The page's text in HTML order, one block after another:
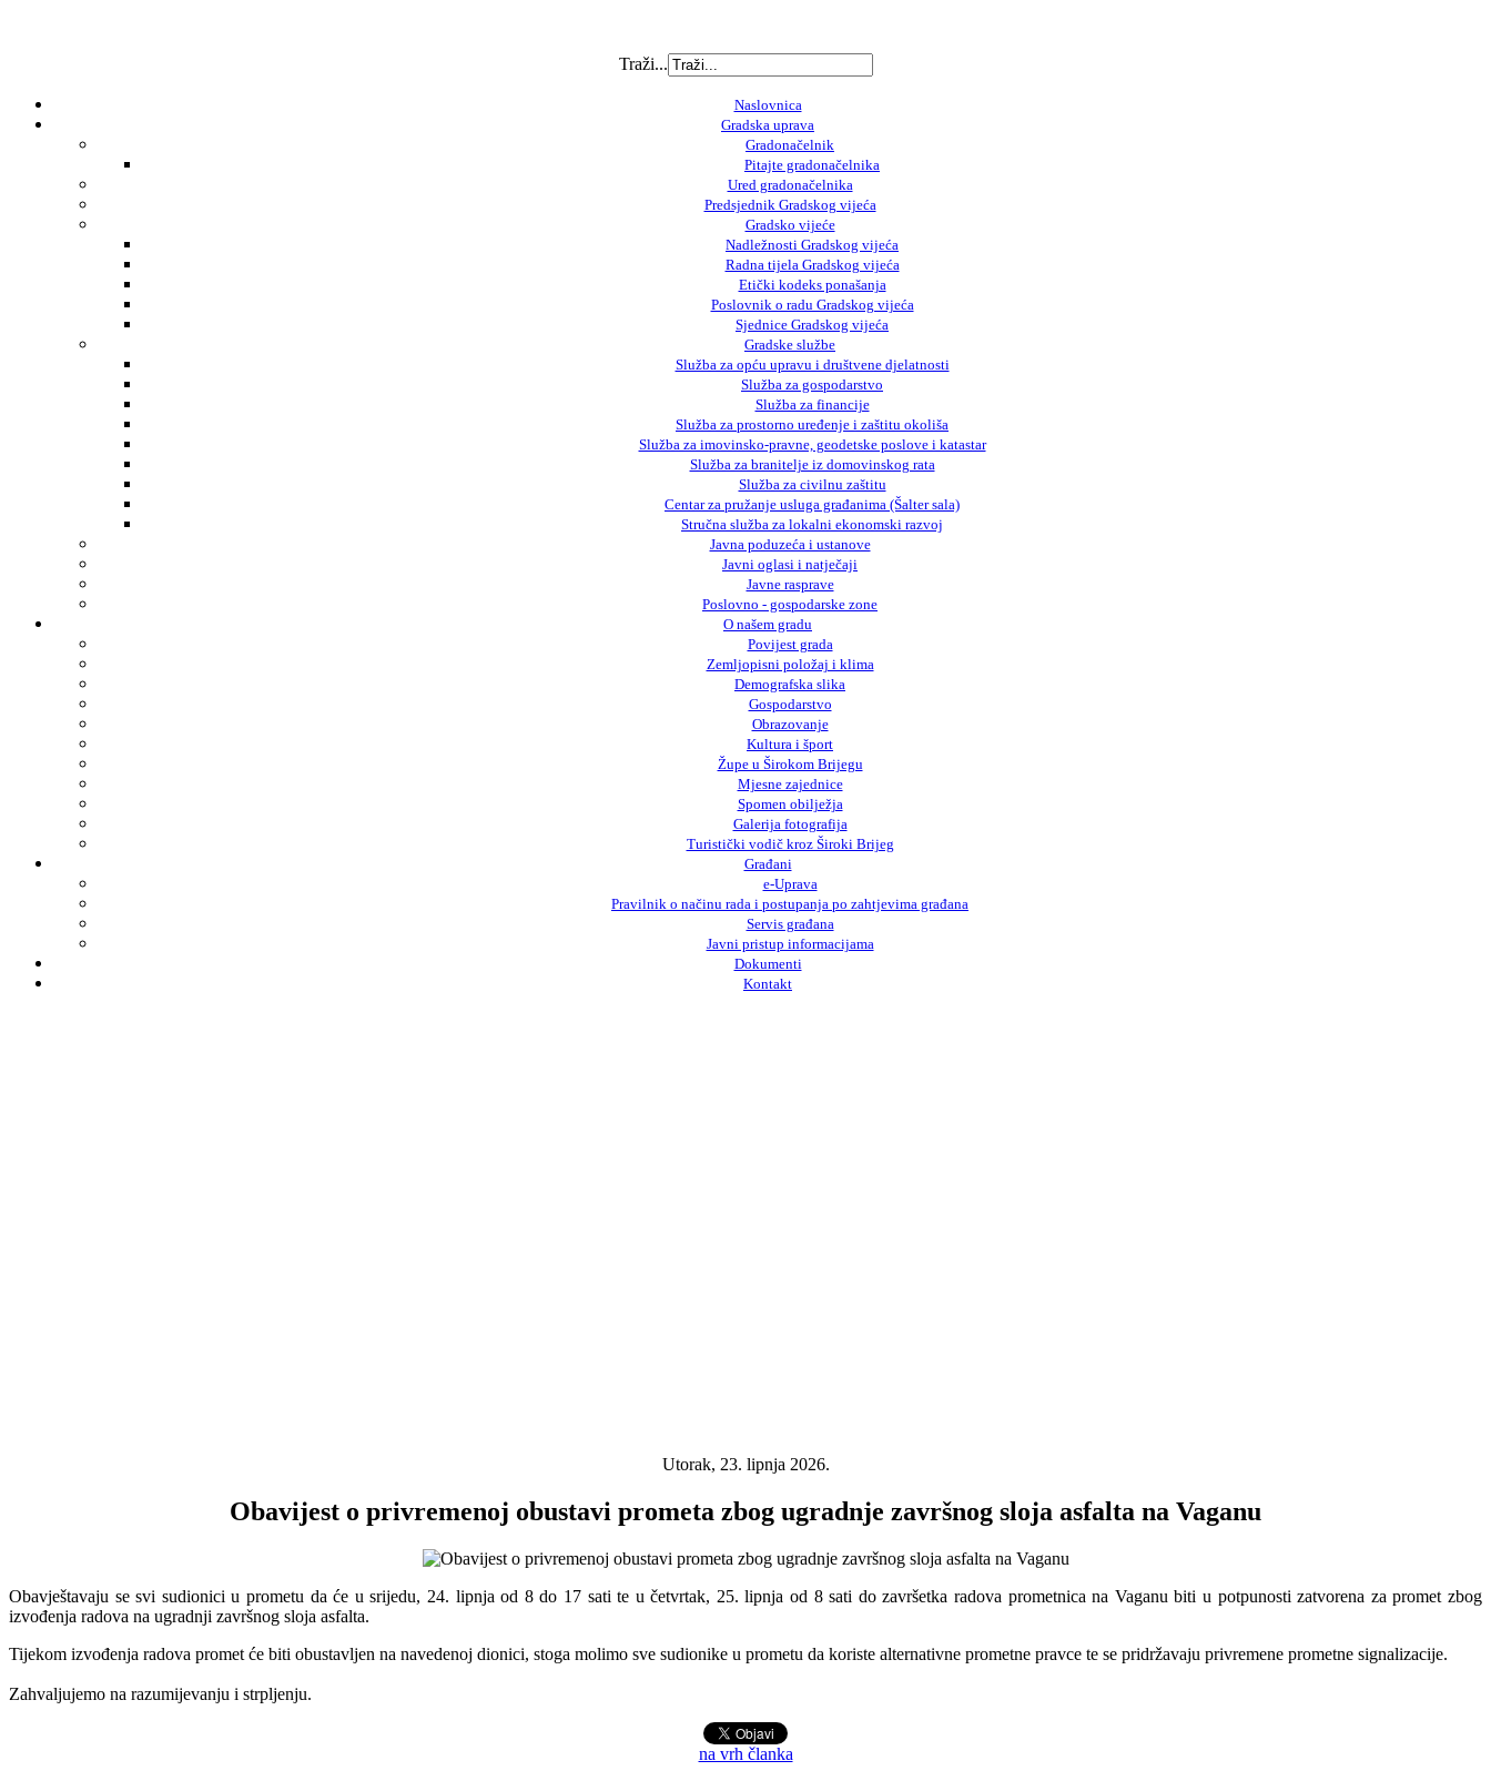
Traži...
Naslovnica
Gradska uprava
Gradonačelnik
Pitajte gradonačelnika
Ured gradonačelnika
Predsjednik Gradskog vijeća
Gradsko vijeće
Nadležnosti Gradskog vijeća
Radna tijela Gradskog vijeća
Etički kodeks ponašanja
Poslovnik o radu Gradskog vijeća
Sjednice Gradskog vijeća
Gradske službe
Služba za opću upravu i društvene djelatnosti
Služba za gospodarstvo
Služba za financije
Služba za prostorno uređenje i zaštitu okoliša
Služba za imovinsko-pravne, geodetske poslove i katastar
Služba za branitelje iz domovinskog rata
Služba za civilnu zaštitu
Centar za pružanje usluga građanima (Šalter sala)
Stručna služba za lokalni ekonomski razvoj
Javna poduzeća i ustanove
Javni oglasi i natječaji
Javne rasprave
Poslovno - gospodarske zone
O našem gradu
Povijest grada
Zemljopisni položaj i klima
Demografska slika
Gospodarstvo
Obrazovanje
Kultura i šport
Župe u Širokom Brijegu
Mjesne zajednice
Spomen obilježja
Galerija fotografija
Turistički vodič kroz Široki Brijeg
Građani
e-Uprava
Pravilnik o načinu rada i postupanja po zahtjevima građana
Servis građana
Javni pristup informacijama
Dokumenti
Kontakt
Utorak, 23. lipnja 2026.
Obavijest o privremenoj obustavi prometa zbog ugradnje završnog sloja asfalta na Vaganu
Obavještavaju se svi sudionici u prometu da će u srijedu, 24. lipnja od 8 do 17 sati te u četvrtak, 25. lipnja od 8 sati do završetka radova prometnica na Vaganu biti u potpunosti zatvorena za promet zbog
izvođenja radova na ugradnji završnog sloja asfalta.
Tijekom izvođenja radova promet će biti obustavljen na navedenoj dionici, stoga molimo sve sudionike u prometu da koriste alternativne prometne pravce te se pridržavaju privremene prometne signalizacije.
Zahvaljujemo na razumijevanju i strpljenju.
na vrh članka